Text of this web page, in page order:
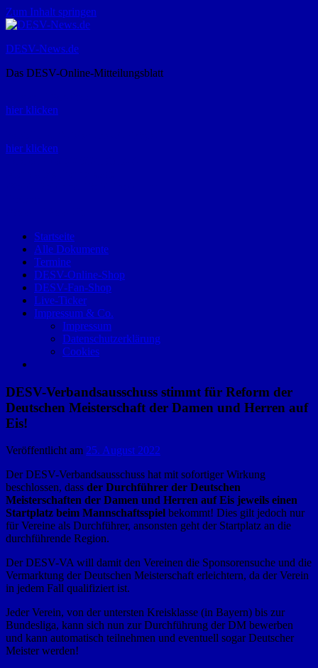
Zum Inhalt springen
DESV-News.de
Das DESV-Online-Mitteilungsblatt
hier klicken
hier klicken
Startseite
Alle Dokumente
Termine
DESV-Online-Shop
DESV-Fan-Shop
Live-Ticker
Impressum & Co.
Impressum
Datenschutzerklärung
Cookies
DESV-Verbandsausschuss stimmt für Reform der
Deutschen Meisterschaft der Damen und Herren auf
Eis!
Veröffentlicht am 25. August 2022
Der DESV-Verbandsausschuss hat mit sofortiger Wirkung
beschlossen, dass der Durchführer der Deutschen
Meisterschaften der Damen und Herren auf Eis jeweils einen
Startplatz beim Mannschaftsspiel bekommt! Dies gilt jedoch nur
für Vereine als Durchführer, ansonsten geht der Startplatz an die
durchführende Region.
Der DESV-VA will damit den Vereinen die Sponsorensuche und die
Vermarktung der Deutschen Meisterschaft erleichtern, da der Verein
in jedem Fall qualifiziert ist.
Jeder Verein, von der untersten Kreisklasse (in Bayern) bis zur
Bundesliga, kann sich nun zur Durchführung der DM bewerben
und kann automatisch teilnehmen und eventuell sogar Deutscher
Meister werden!